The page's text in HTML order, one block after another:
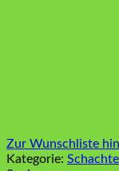
Zur Wunschliste
Kategorie: